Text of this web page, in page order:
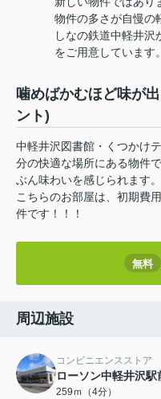
物件の多さが自慢の
しなの鉄道中軽井
をご用意しています。
噛めばかむほど味が
ント)
中軽井沢図書館・くつかけ
分の快適な場所にある物件
ぶん味わいを感じられます。
こちらのお部屋は、初期費
件です！！！
無料
周辺施設
コンビニエンスストア
ローソン中軽井沢駅
259ｍ（4分）